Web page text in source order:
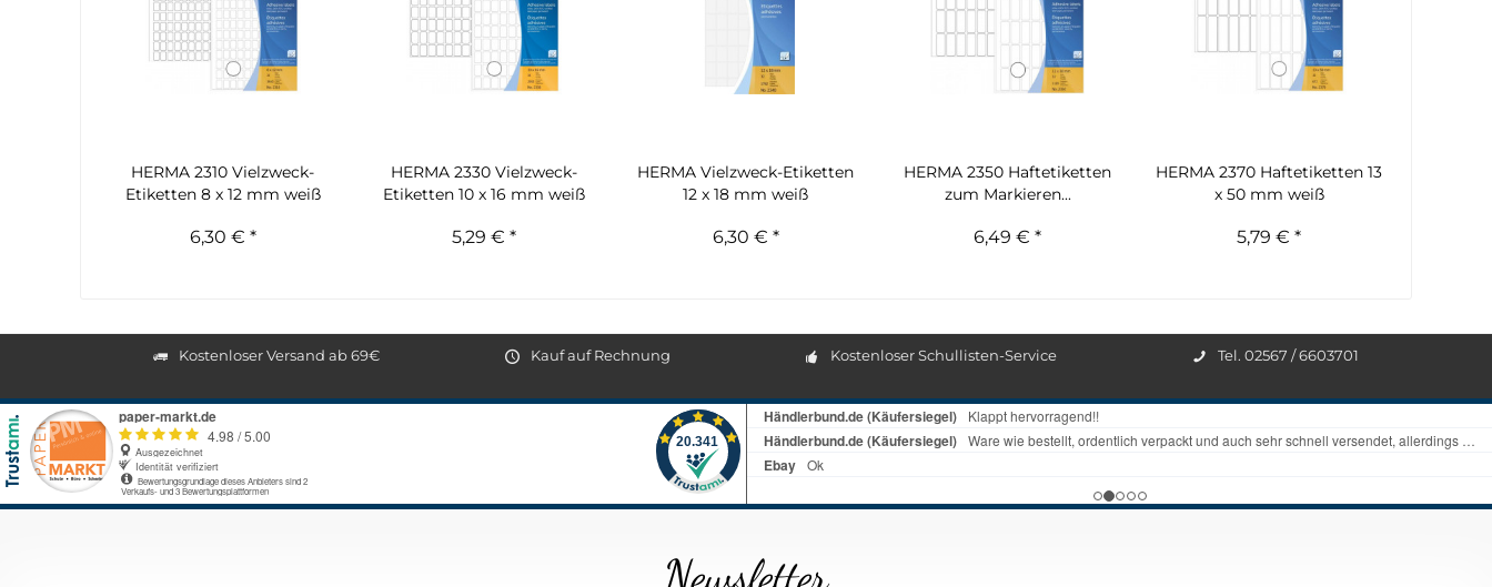
HERMA 2310 Vielzweck-
Etiketten 8 x 12 mm weiß
6,30 € *
HERMA 2330 Vielzweck-
Etiketten 10 x 16 mm weiß
5,29 € *
HERMA Vielzweck-Etiketten
12 x 18 mm weiß
6,30 € *
HERMA 2350 Haftetiketten
zum Markieren...
6,49 € *
HERMA 2370 Haftetiketten 13
x 50 mm weiß
5,79 € *
Kostenloser Versand ab 69€ Kauf auf Rechnung Kostenloser Schullisten-Service Tel. 02567 / 6603701
Newsletter